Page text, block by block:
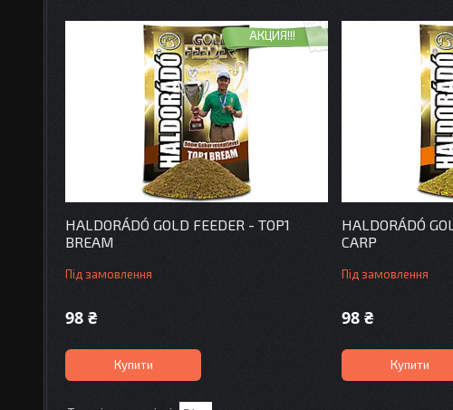
АКЦИЯ!!!
HALDORÁDÓ GOLD FEEDER - TOP1
BREAM
Під замовлення
98 ₴
Купити
HALDORÁDÓ
CARP
Під замовлення
98 ₴
Купити